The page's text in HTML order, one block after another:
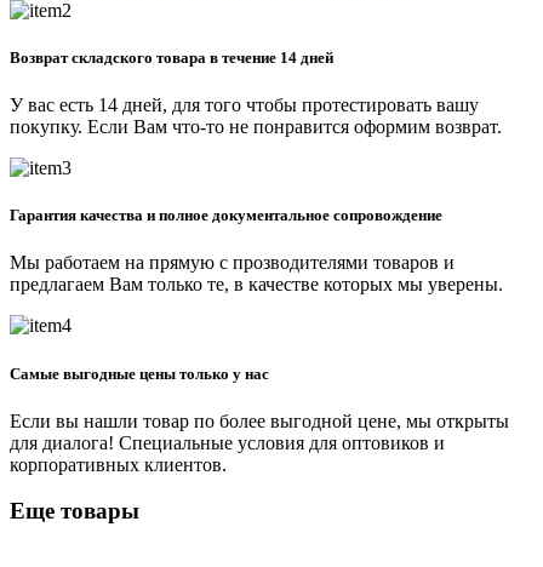
Возврат складского товара в течение 14 дней
У вас есть 14 дней, для того чтобы протестировать вашу
покупку. Если Вам что-то не понравится оформим возврат.
Гарантия качества и полное документальное сопровождение
Мы работаем на прямую с прозводителями товаров и
предлагаем Вам только те, в качестве которых мы уверены.
Самые выгодные цены только у нас
Если вы нашли товар по более выгодной цене, мы открыты
для диалога! Специальные условия для оптовиков и
корпоративных клиентов.
Еще товары